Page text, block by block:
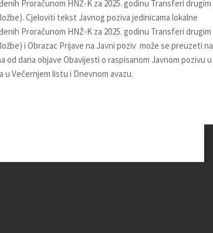
Proračunom HNŽ-K za 2025. godinu Transferi drugim
Cjeloviti tekst Javnog poziva jedinicama lokalne
Proračunom HNŽ-K za 2025. godinu Transferi drugim
i Obrazac Prijave na Javni poziv može se preuzeti na
dana objave Obavijesti o raspisanom Javnom pozivu u
u Večernjem listu i Dnevnom avazu.